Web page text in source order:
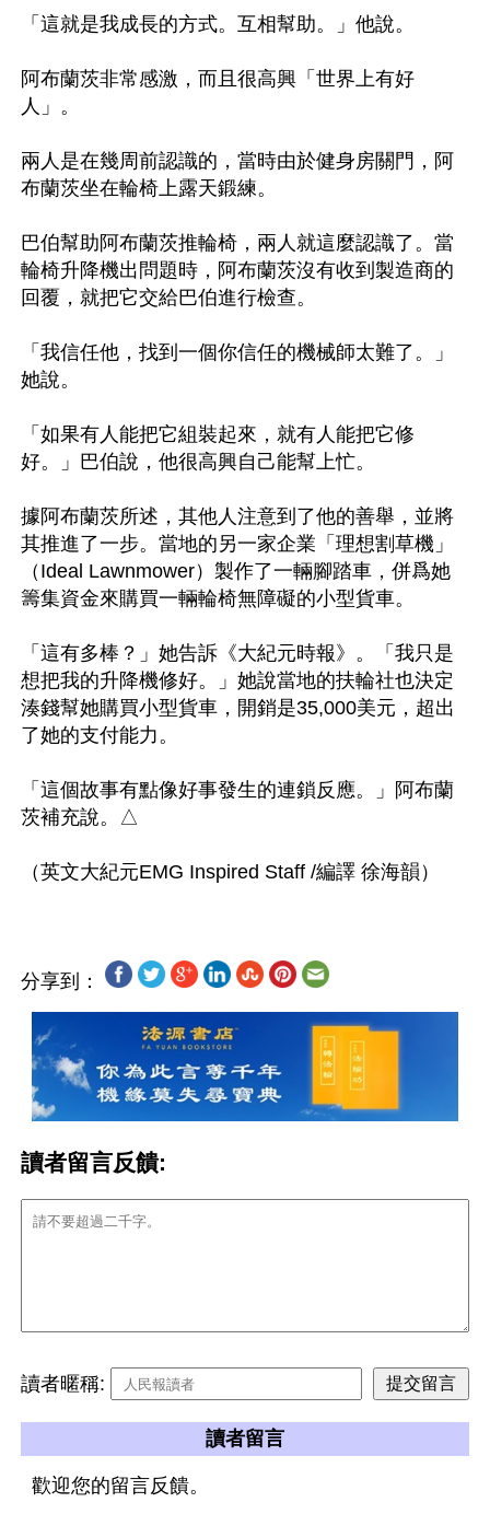
「這就是我成長的方式。互相幫助。」他說。
阿布蘭茨非常感激，而且很高興「世界上有好
人」。
兩人是在幾周前認識的，當時由於健身房關門，阿
布蘭茨坐在輪椅上露天鍛練。
巴伯幫助阿布蘭茨推輪椅，兩人就這麼認識了。當
輪椅升降機出問題時，阿布蘭茨沒有收到製造商的
回覆，就把它交給巴伯進行檢查。
「我信任他，找到一個你信任的機械師太難了。」
她說。
「如果有人能把它組裝起來，就有人能把它修
好。」巴伯說，他很高興自己能幫上忙。
據阿布蘭茨所述，其他人注意到了他的善舉，並將
其推進了一步。當地的另一家企業「理想割草機」
（Ideal Lawnmower）製作了一輛腳踏車，併爲她
籌集資金來購買一輛輪椅無障礙的小型貨車。
「這有多棒？」她告訴《大紀元時報》。「我只是
想把我的升降機修好。」她說當地的扶輪社也決定
湊錢幫她購買小型貨車，開銷是35,000美元，超出
了她的支付能力。
「這個故事有點像好事發生的連鎖反應。」阿布蘭
茨補充說。△
分享到：
讀者留言反饋:
讀者暱稱:
讀者留言
歡迎您的留言反饋。